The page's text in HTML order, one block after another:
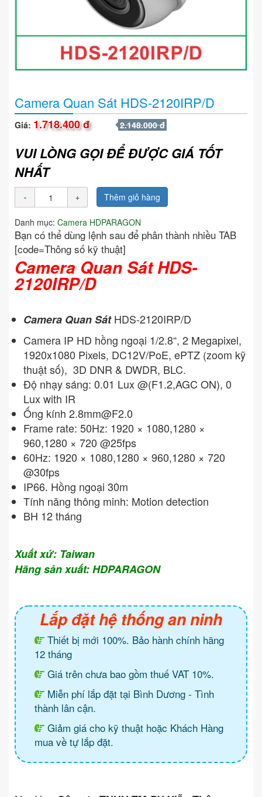
Camera Quan Sát HDS-2120IRP/D
Giá: 1.718.400 đ 2.148.000 đ
VUI LÒNG GỌI ĐỂ ĐƯỢC GIÁ TỐT
NHẤT
Thêm giỏ hàng
Danh mục: Camera HDPARAGON
Bạn có thể dùng lệnh sau để phân thành nhiều TAB
[code=Thông số kỹ thuật]
Camera Quan Sát HDS-
2120IRP/D
Camera Quan SátHDS-2120IRP/D
Camera IP HD hồng ngoại 1/2.8“, 2 Megapixel,
1920x1080 Pixels, DC12V/PoE, ePTZ (zoom kỹ
thuật số), 3D DNR & DWDR, BLC.
Độ nhạy sáng: 0.01 Lux @(F1.2,AGC ON), 0
Lux with IR
Ống kính 2.8mm@F2.0
Frame rate: 50Hz: 1920 × 1080,1280 ×
960,1280 × 720 @25fps
60Hz: 1920 × 1080,1280 × 960,1280 × 720
@30fps
IP66. Hồng ngoại 30m
Tính năng thông minh: Motion detection
BH 12 tháng
Xuất xứ: Taiwan
Hãng sản xuất: HDPARAGON
Lắp đặt hệ thống an ninh
Thiết bị mới 100%. Bảo hành chính hãng
12 tháng
Giá trên chưa bao gồm thuế VAT 10%.
Miễn phí lắp đặt tại Bình Dương - Tình
thành lân cận.
Giảm giá cho kỹ thuật hoặc Khách Hàng
mua về tự lắp đặt.